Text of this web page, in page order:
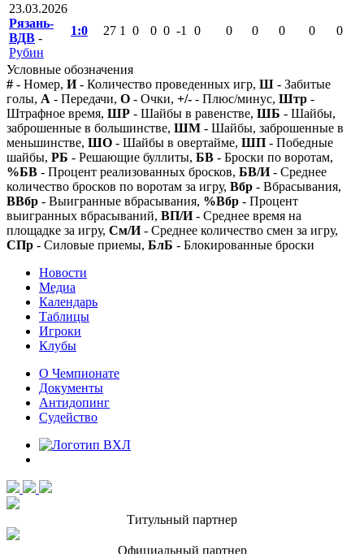
23.03.2026
Рязань-
ВДВ -
Рубин
1:0 27 1 0 0 0 -1 0 0 0 0 0 0
Условные обозначения
# - Номер, И- Количество проведенных игр, Ш - Забитые
голы, А - Передачи, О - Очки, +/- - Плюс/минус, Штр -
Штрафное время, ШР - Шайбы в равенстве, ШБ - Шайбы,
заброшенные в большинстве, ШМ - Шайбы, заброшенные в
меньшинстве, ШО - Шайбы в овертайме, ШП - Победные
шайбы, РБ - Решающие буллиты, БВ - Броски по воротам,
%БВ - Процент реализованных бросков, БВ/И- Среднее
количество бросков по воротам за игру, Вбр - Вбрасывания,
ВВбр - Выигранные вбрасывания, %Вбр - Процент
выигранных вбрасываний, ВП/И- Среднее время на
площадке за игру, См/И- Среднее количество смен за игру,
СПр - Силовые приемы, БлБ - Блокированные броски
Новости
Медиа
Календарь
Таблицы
Игроки
Клубы
О Чемпионате
Документы
Антидопинг
Судейство
Титульный партнер
Официальный партнер